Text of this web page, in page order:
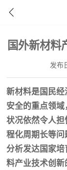
国外新材料
发布
新材料是国民
安全的重点领
状况依然令人
程化周期长等
分析发达国家
料产业技术创